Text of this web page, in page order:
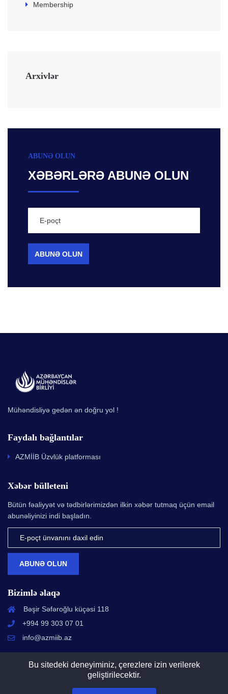
Membership
Arxivlər
ABUNƏ OLUN
XƏBƏRLƏRƏ ABUNƏ OLUN
Mühəndisliyə gedən ən doğru yol !
Faydalı bağlantılar
AZMİİB Üzvlük platforması
Xəbər bülleteni
Bütün fəaliyyət və tədbirlərimizdən ilkin xəbər tutmaq üçün email
abunəliyinizi indi başladın.
ABUNƏ OLUN
Bizimlə əlaqə
Bəşir Səfəroğlu küçəsi 118
+994 99 303 07 01
info@azmiib.az
Bu sitedeki deneyiminiz, çerezlere izin verilerek
geliştirilecektir.